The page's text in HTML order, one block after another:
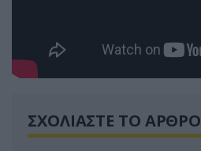
ΣΧΟΛΙΑΣΤΕ ΤΟ ΑΡΘΡΟ